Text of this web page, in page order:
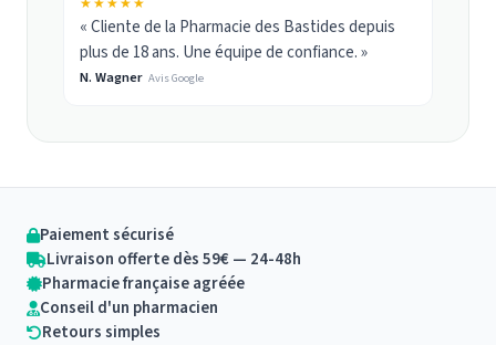
★★★★★
« Cliente de la Pharmacie des Bastides depuis
plus de 18 ans. Une équipe de confiance. »
N. Wagner Avis Google
Paiement sécurisé
Livraison offerte dès 59€ — 24-48h
Pharmacie française agréée
Conseil d'un pharmacien
Retours simples